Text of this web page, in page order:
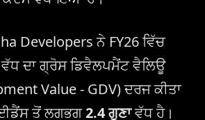
Developers ਨੇ FY26 ਵਿੱਚ
ਦਾ ਗ੍ਰੋਸ ਡਿਵੈਲਪਮੈਂਟ ਵੈਲਿਊ
Value - GDV) ਦਰਜ ਕੀਤਾ
ਤੋਂ ਲਗਭਗ2.4 ਗੁਣਾਵੱਧ ਹੈ।